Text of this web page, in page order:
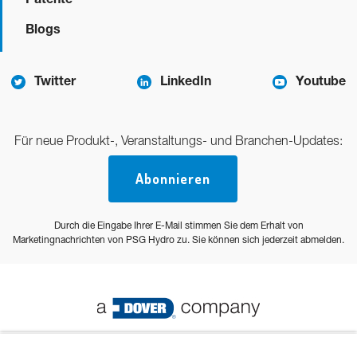
Blogs
Twitter LinkedIn Youtube
Für neue Produkt-, Veranstaltungs- und Branchen-Updates:
Abonnieren
Durch die Eingabe Ihrer E-Mail stimmen Sie dem Erhalt von
Marketingnachrichten von PSG Hydro zu. Sie können sich jederzeit abmelden.